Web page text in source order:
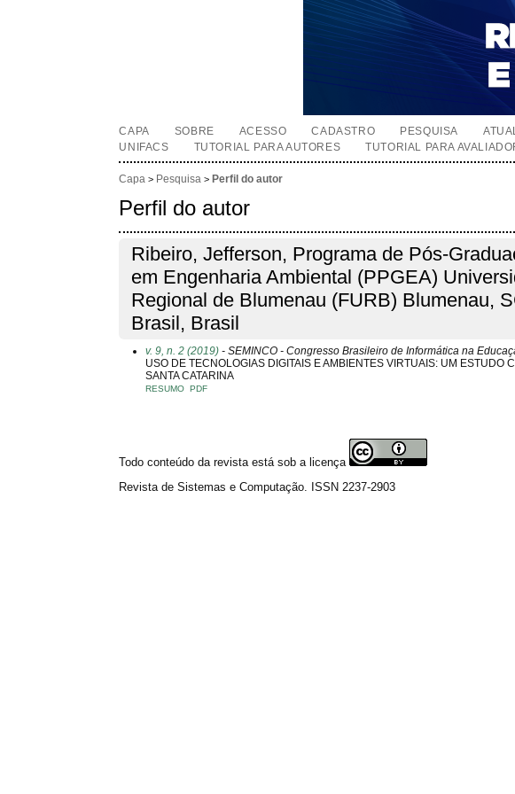
CAPA SOBRE ACESSO CADASTRO PESQUISA
UNIFACS
TUTORIAL PARA AUTORES TUTORIAL PARA
Capa > Pesquisa > Perfil do autor
Perfil do autor
Ribeiro, Jefferson, Programa de Pós-
em Engenharia Ambiental (PPGEA)
Regional de Blumenau (FURB) Blumenau,
Brasil, Brasil
v. 9, n. 2 (2019) - SEMINCO - Congresso Brasileiro de Informática na
USO DE TECNOLOGIAS DIGITAIS E AMBIENTES VIRTUAIS: UM
SANTA CATARINA
RESUMO PDF
Todo conteúdo da revista está sob a licença
Revista de Sistemas e Computação. ISSN 2237-2903